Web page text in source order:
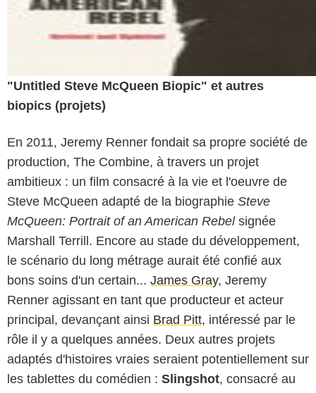
"Untitled Steve McQueen Biopic" et autres
biopics (projets)
En 2011, Jeremy Renner fondait sa propre société de
production, The Combine, à travers un projet
ambitieux : un film consacré à la vie et l'oeuvre de
Steve McQueen adapté de la biographie Steve
McQueen: Portrait of an American Rebelsignée
Marshall Terrill. Encore au stade du développement,
le scénario du long métrage aurait été confié aux
bons soins d'un certain... James Gray, Jeremy
Renner agissant en tant que producteur et acteur
principal, devançant ainsi Brad Pitt, intéressé par le
rôle il y a quelques années. Deux autres projets
adaptés d'histoires vraies seraient potentiellement sur
les tablettes du comédien : Slingshot, consacré au